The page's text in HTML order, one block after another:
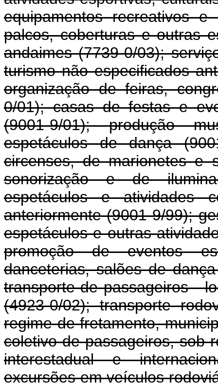
equipamentos recreativos
palcos, coberturas e outras
andaimes (7739-0/03);
turismo não especificados
organização de feiras,
0/01); casas de festas e
(9001-9/01); produção
espetáculos de dança
circenses, de marionetes e
sonorização e de
espetáculos e atividades
anteriormente (9001-9/99);
espetáculos e outras
promoção de eventos
danceterias, salões de
transporte de passageiros -
(4923-0/02); transporte
regime de fretamento,
coletivo de passageiros, sob
interestadual e
excursões em veículos